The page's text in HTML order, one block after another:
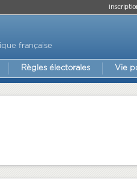
française
Règles électorales Vie